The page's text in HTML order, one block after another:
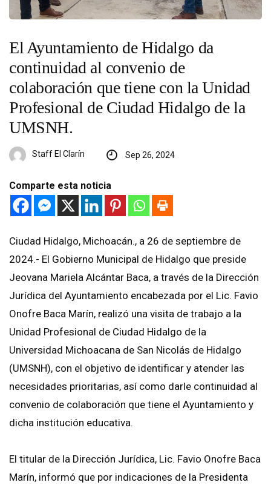
El Ayuntamiento de Hidalgo da
continuidad al convenio de
colaboración que tiene con la Unidad
Profesional de Ciudad Hidalgo de la
UMSNH.
Staff El Clarín Sep 26, 2024
Comparte esta noticia
Ciudad Hidalgo, Michoacán., a 26 de septiembre de
2024.- El Gobierno Municipal de Hidalgo que preside
Jeovana Mariela Alcántar Baca, a través de la Dirección
Jurídica del Ayuntamiento encabezada por el Lic. Favio
Onofre Baca Marín, realizó una visita de trabajo a la
Unidad Profesional de Ciudad Hidalgo de la
Universidad Michoacana de San Nicolás de Hidalgo
(UMSNH), con el objetivo de identificar y atender las
necesidades prioritarias, así como darle continuidad al
convenio de colaboración que tiene el Ayuntamiento y
dicha institución educativa.
El titular de la Dirección Jurídica, Lic. Favio Onofre Baca
Marín, informó que por indicaciones de la Presidenta